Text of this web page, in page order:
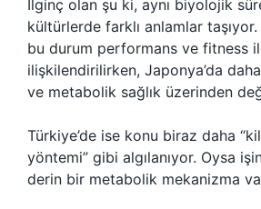
İlginç olan şu ki, aynı biyolojik
kültürlerde farklı anlamlar taşıyor.
bu durum performans ve fitness
ilişkilendirilirken, Japonya’da
ve metabolik sağlık üzerinden
Türkiye’de ise konu biraz daha
yöntemi” gibi algılanıyor. Oysa
derin bir metabolik mekanizma